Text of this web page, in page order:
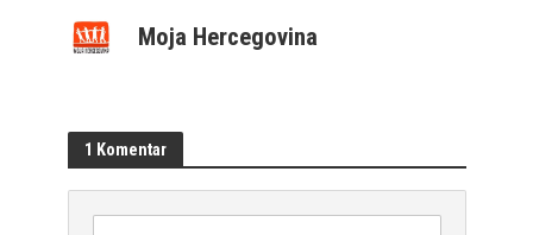
Moja Hercegovina
1 Komentar